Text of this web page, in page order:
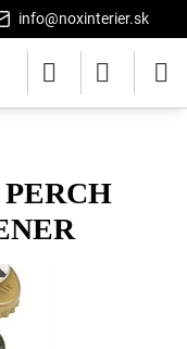
info@noxinterier.sk